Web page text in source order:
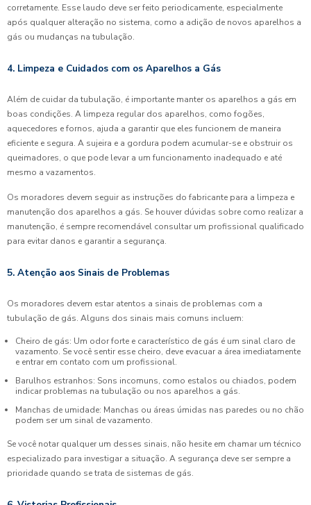
corretamente. Esse laudo deve ser feito periodicamente, especialmente
após qualquer alteração no sistema, como a adição de novos aparelhos a
gás ou mudanças na tubulação.
4. Limpeza e Cuidados com os Aparelhos a Gás
Além de cuidar da tubulação, é importante manter os aparelhos a gás em
boas condições. A limpeza regular dos aparelhos, como fogões,
aquecedores e fornos, ajuda a garantir que eles funcionem de maneira
eficiente e segura. A sujeira e a gordura podem acumular-se e obstruir os
queimadores, o que pode levar a um funcionamento inadequado e até
mesmo a vazamentos.
Os moradores devem seguir as instruções do fabricante para a limpeza e
manutenção dos aparelhos a gás. Se houver dúvidas sobre como realizar a
manutenção, é sempre recomendável consultar um profissional qualificado
para evitar danos e garantir a segurança.
5. Atenção aos Sinais de Problemas
Os moradores devem estar atentos a sinais de problemas com a
tubulação de gás. Alguns dos sinais mais comuns incluem:
Cheiro de gás: Um odor forte e característico de gás é um sinal claro de
vazamento. Se você sentir esse cheiro, deve evacuar a área imediatamente
e entrar em contato com um profissional.
Barulhos estranhos: Sons incomuns, como estalos ou chiados, podem
indicar problemas na tubulação ou nos aparelhos a gás.
Manchas de umidade: Manchas ou áreas úmidas nas paredes ou no chão
podem ser um sinal de vazamento.
Se você notar qualquer um desses sinais, não hesite em chamar um técnico
especializado para investigar a situação. A segurança deve ser sempre a
prioridade quando se trata de sistemas de gás.